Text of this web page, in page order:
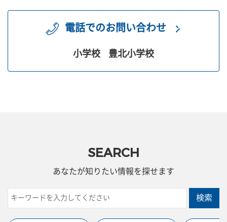
電話でのお問い合わせ
小学校 豊北小学校
SEARCH
あなたが知りたい情報を探せます
検索